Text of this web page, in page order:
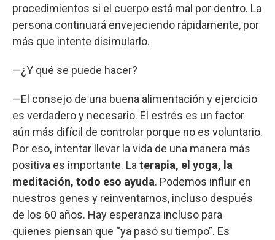
procedimientos si el cuerpo está mal por dentro. La
persona continuará envejeciendo rápidamente, por
más que intente disimularlo.
—¿Y qué se puede hacer?
—El consejo de una buena alimentación y ejercicio
es verdadero y necesario. El estrés es un factor
aún más difícil de controlar porque no es voluntario.
Por eso, intentar llevar la vida de una manera más
positiva es importante. La terapia, el yoga, la
meditación, todo eso ayuda. Podemos influir en
nuestros genes y reinventarnos, incluso después
de los 60 años. Hay esperanza incluso para
quienes piensan que “ya pasó su tiempo”. Es